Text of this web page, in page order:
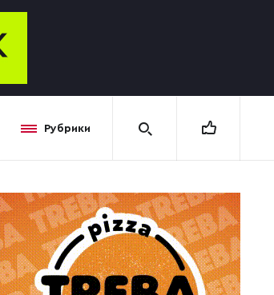
Рубрики